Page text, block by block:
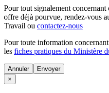
Pour tout signalement concernant
offre déjà pourvue, rendez-vous
Travail ou contactez-nous
Pour toute information
les fiches pratiques du Ministère
Annuler
×